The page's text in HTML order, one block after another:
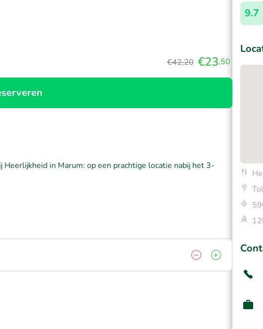
€42,20 €23,50
in Marum: op een prachtige locatie nabij het 3-
9.7